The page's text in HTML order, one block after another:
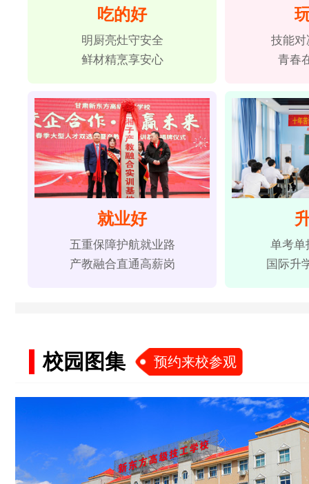
吃的好
明厨亮灶守安全
鲜材精烹享安心
技能对
青春
就业好
五重保障护航就业路
产教融合直通高薪岗
单考单
国际升
校园图集 预约来校参观